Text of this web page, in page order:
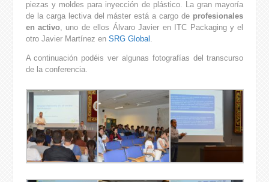
piezas y moldes para inyección de plástico. La gran mayoría
de la carga lectiva del máster está a cargo de profesionales
en activo , uno de ellos Álvaro Javier en ITC Packaging y el
otro Javier Martínez en SRG Global
A continuación podéis ver algunas fotografías del transcurso
de la conferencia.